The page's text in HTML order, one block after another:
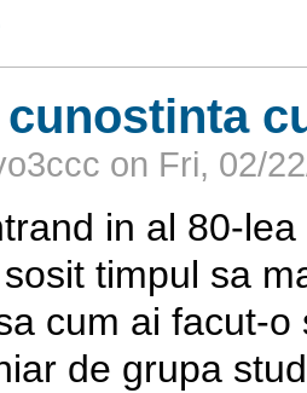
on Fri, 02/
in al 80-
timpul sa
cum ai facut-o
de grupa